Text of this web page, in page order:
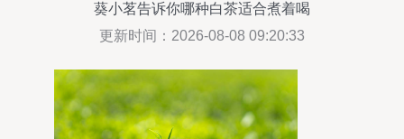
葵小茗告诉你哪种白茶适合煮着喝
更新时间：2026-08-08 09:20:33